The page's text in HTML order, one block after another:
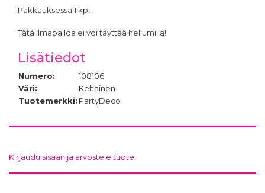
Pakkauksessa 1 kpl.
Tätä ilmapalloa ei voi täyttää heliumilla!
Lisätiedot
Numero:
108106
Väri:
Keltainen
Tuotemerkki: PartyDeco
Kirjaudu sisään ja arvostele tuote.